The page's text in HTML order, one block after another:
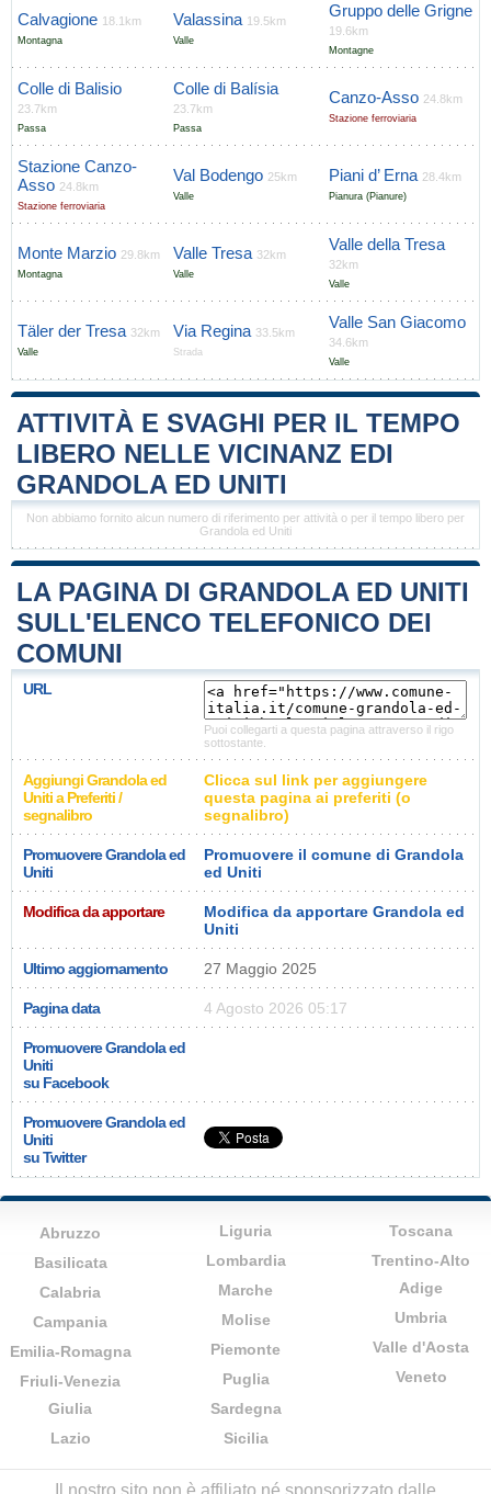
Calvagione 18.1km
Montagna
Valassina 19.5km
Valle
Gruppo delle Grigne
19.6km
Montagne
Colle di Balisio
23.7km
Passa
Colle di Balísia
23.7km
Passa
Canzo-Asso 24.8km
Stazione ferroviaria
Stazione Canzo-
Asso 24.8km
Stazione ferroviaria
Val Bodengo 25km
Valle
Piani d’ Erna 28.4km
Pianura (Pianure)
Monte Marzio 29.8km
Montagna
Valle Tresa 32km
Valle
Valle della Tresa
32km
Valle
Täler der Tresa 32km
Valle
Via Regina 33.5km
Strada
Valle San Giacomo
34.6km
Valle
ATTIVITÀ E SVAGHI PER IL TEMPO
LIBERO NELLE VICINANZ EDI
GRANDOLA ED UNITI
Non abbiamo fornito alcun numero di riferimento per attività o per il tempo libero per
Grandola ed Uniti
LA PAGINA DI GRANDOLA ED UNITI
SULL'ELENCO TELEFONICO DEI
COMUNI
URL
Puoi collegarti a questa pagina attraverso il rigo
sottostante.
Aggiungi Grandola ed
Uniti a Preferiti /
segnalibro
Clicca sul link per aggiungere
questa pagina ai preferiti (o
segnalibro)
Promuovere Grandola ed
Uniti
Promuovere il comune di Grandola
ed Uniti
Modifica da apportare
Modifica da apportare Grandola ed
Uniti
Ultimo aggiornamento 27 Maggio 2025
Pagina data 4 Agosto 2026 05:17
Promuovere Grandola ed
Uniti
su Facebook
Promuovere Grandola ed
Uniti
su Twitter
Abruzzo
Basilicata
Calabria
Campania
Emilia-Romagna
Friuli-Venezia
Giulia
Lazio
Liguria
Lombardia
Marche
Molise
Piemonte
Puglia
Sardegna
Sicilia
Toscana
Trentino-Alto
Adige
Umbria
Valle d'Aosta
Veneto
Il nostro sito non è affiliato né sponsorizzato dalle